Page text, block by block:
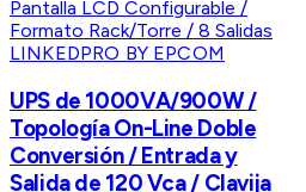
LINKEDPRO BY EPCOM
UPS de 1000VA/900W /
Topología On-Line Doble
Conversión / Entrada y
Salida de 120 Vca / Clavija